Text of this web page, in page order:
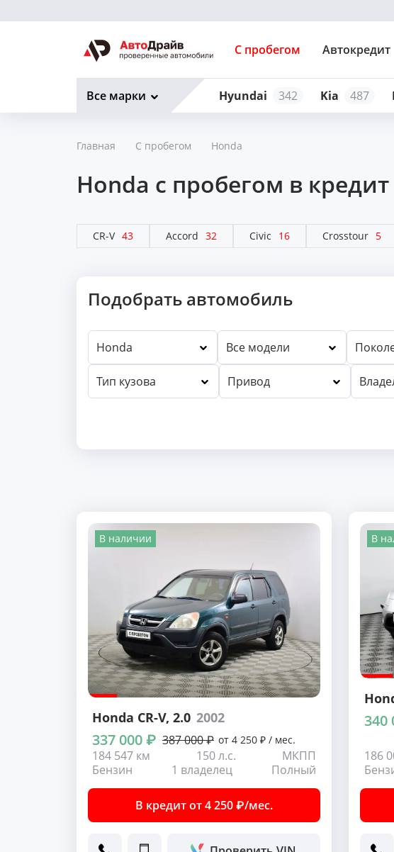
С пробегом Автокредит
Hyundai 342 Kia 487
Все марки
Главная С пробегом Honda
Honda с пробегом в кредит
CR-V 43 Accord 32 Civic 16 Crosstour 5
Подобрать автомобиль
Honda Все модели
Тип кузова Привод
В наличии
Honda CR-V, 2.0 2002
337 000 ₽ 387 000 ₽ от 4 250 ₽ / мес.
184 547 км 150 л.с.
МКПП
Бензин
1 владелец Полный
В кредит от 4 250 ₽/мес.
В
340
186